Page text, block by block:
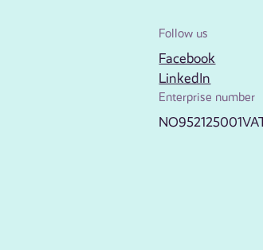
Follow us
Facebook
LinkedIn
Enterprise number